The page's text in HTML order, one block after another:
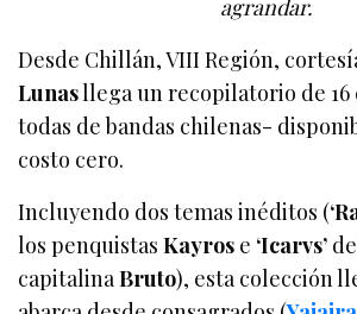
agrandar.
Desde Chillán, VIII Región,
Lunasllega un recopilatorio de 16
todas de bandas chilenas-
costo cero.
Incluyendo dos temas inéditos (
los penquistasKayros e ‘Icarvs’
capitalinaBruto), esta colección